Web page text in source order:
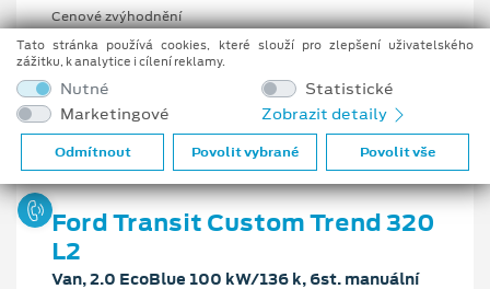
Cenové zvýhodnění
404 691 Kč
100 kW/136 k
6st. manuální
Nafta
Ford Transit Custom Trend 320
L2
Van, 2.0 EcoBlue 100 kW/136 k, 6st. manuální
Tato stránka používá cookies, které slouží pro zlepšení uživatelského
zážitku, k analytice i cílení reklamy.
Nutné
Statistické
Marketingové
Zobrazit detaily
Odmítnout Povolit vybrané Povolit vše